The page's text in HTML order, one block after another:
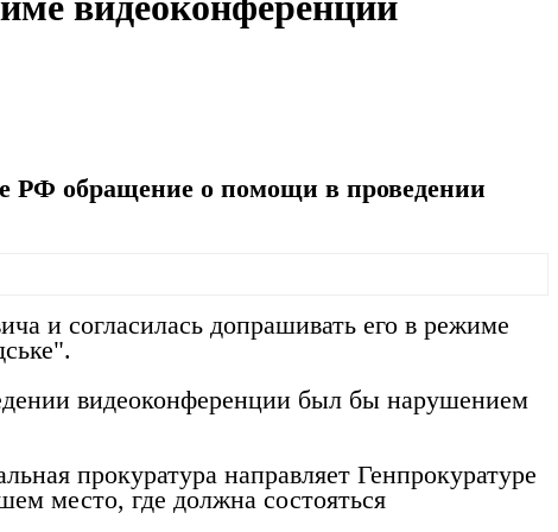
РФ обращение о помощи в проведении
и согласилась допрашивать его в режиме
видеоконференции был бы нарушением
прокуратура направляет Генпрокуратуре
место, где должна состояться